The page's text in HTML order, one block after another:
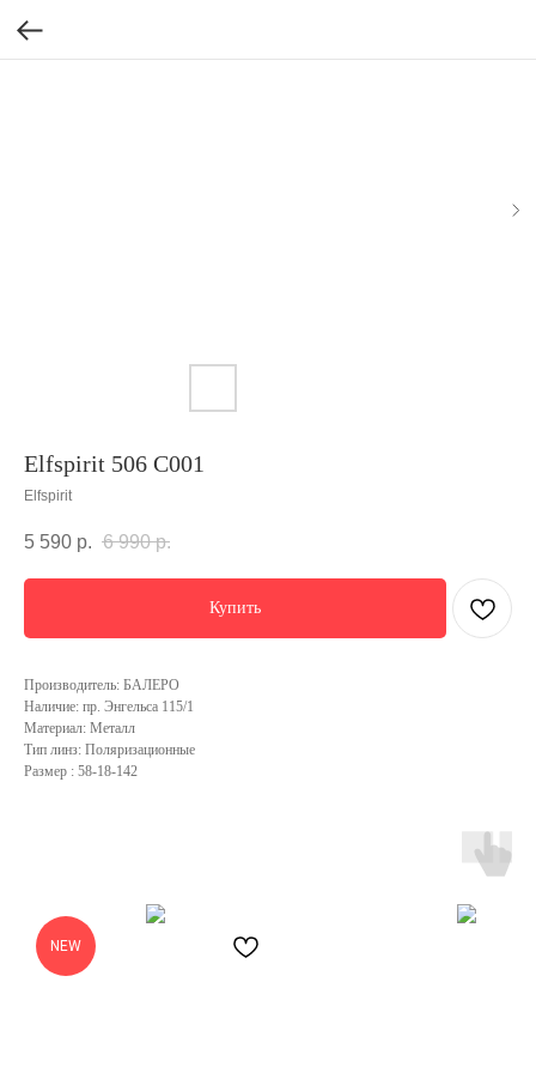
Elfspirit 506 C001
Elfspirit
5 590 р. 6 990 р.
Купить
Производитель: БАЛЕРО
Наличие: пр. Энгельса 115/1
Материал: Металл
Тип линз: Поляризационные
Размер : 58-18-142
NEW